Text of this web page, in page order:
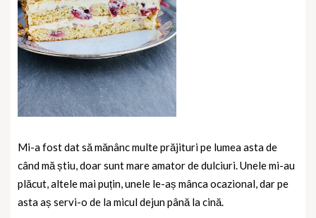
Mi-a fost dat să mănânc multe prăjituri pe lumea asta de
când mă știu, doar sunt mare amator de dulciuri. Unele mi-au
plăcut, altele mai puțin, unele le-aș mânca ocazional, dar pe
asta aș servi-o de la micul dejun până la cină.